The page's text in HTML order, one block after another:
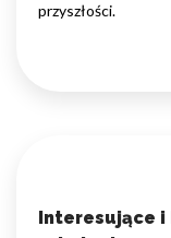
przyszłości.
Interesujące